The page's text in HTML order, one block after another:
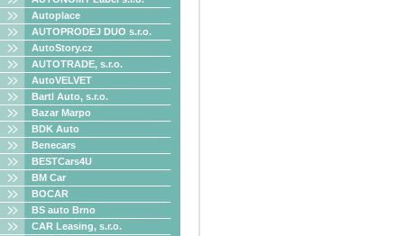
Autoplace
AUTOPRODEJ DUO s.r.o.
AutoStory.cz
AUTOTRADE, s.r.o.
AutoVELVET
Bartl Auto, s.r.o.
Bazar Marpo
BDK Auto
Benecars
BESTCars4U
BM Car
BOCAR
BS auto Brno
CAR Leasing, s.r.o.